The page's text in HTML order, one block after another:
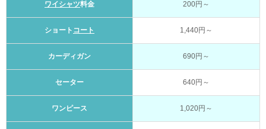
ワイシャツ料金 200円～
ショート コート 1,440円～
カーディガン 690円～
セーター 640円～
ワンピース 1,020円～